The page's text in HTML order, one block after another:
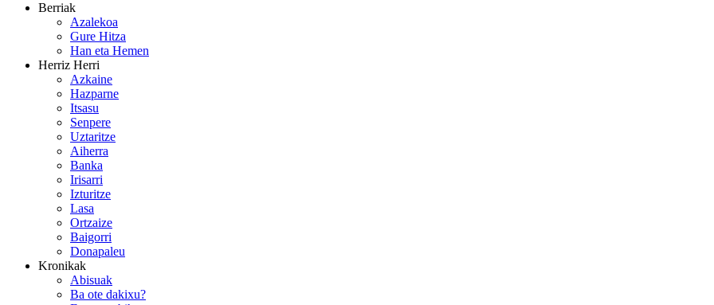
Berriak
Azalekoa
Gure Hitza
Han eta Hemen
Herriz Herri
Azkaine
Hazparne
Itsasu
Senpere
Uztaritze
Aiherra
Banka
Irisarri
Izturitze
Lasa
Ortzaize
Baigorri
Donapaleu
Kronikak
Abisuak
Ba ote dakixu?